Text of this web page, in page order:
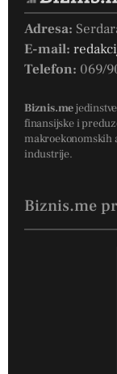
Adresa:
E-mail:
Telefon: 069/
Biznis.me
finansijske i
makroekonomskih
industrije.
Biznis.me